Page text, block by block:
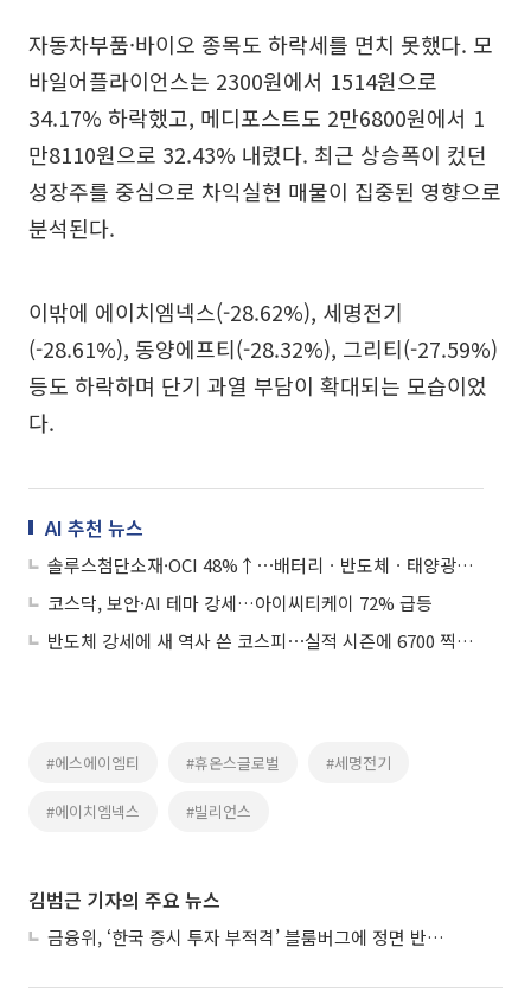
자동차부품·바이오 종목도 하락세를 면치 못했다. 모
바일어플라이언스는 2300원에서 1514원으로
34.17% 하락했고, 메디포스트도 2만6800원에서 1
만8110원으로 32.43% 내렸다. 최근 상승폭이 컸던
성장주를 중심으로 차익실현 매물이 집중된 영향으로
분석된다.
이밖에 에이치엠넥스(-28.62%), 세명전기
(-28.61%), 동양에프티(-28.32%), 그리티(-27.59%)
등도 하락하며 단기 과열 부담이 확대되는 모습이었
다.
AI 추천 뉴스
솔루스첨단소재·OCI 48%↑⋯배터리ㆍ반도체ㆍ태양광株 질주
코스닥, 보안·AI 테마 강세…아이씨티케이 72% 급등
반도체 강세에 새 역사 쓴 코스피⋯실적 시즌에 6700 찍을까
#에스에이엠티 #휴온스글로벌 #세명전기
#에이치엠넥스 #빌리언스
김범근 기자의 주요 뉴스
금융위, ‘한국 증시 투자 부적격’ 블룸버그에 정면 반박…“근거 불분명”